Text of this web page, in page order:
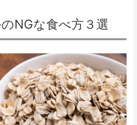
NGな食べ方３選